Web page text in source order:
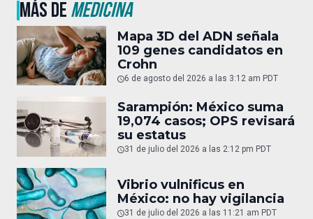
MÁS DEMEDICINA
Mapa 3D del ADN señala
109 genes candidatos en
Crohn
6 de agosto del 2026 a las 3:12 am PDT
Sarampión: México suma
19,074 casos; OPS revisará
su estatus
31 de julio del 2026 a las 2:12 pm PDT
Vibrio vulnificus en
México: no hay vigilancia
31 de julio del 2026 a las 11:21 am PDT